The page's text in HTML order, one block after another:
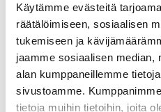
Käytämme evästeitä
räätälöimiseen, sosiaalisen
tukemiseen ja
jaamme sosiaalisen median,
alan kumppaneillemme
sivustoamme.
tietoja muihin tietoihin, joita